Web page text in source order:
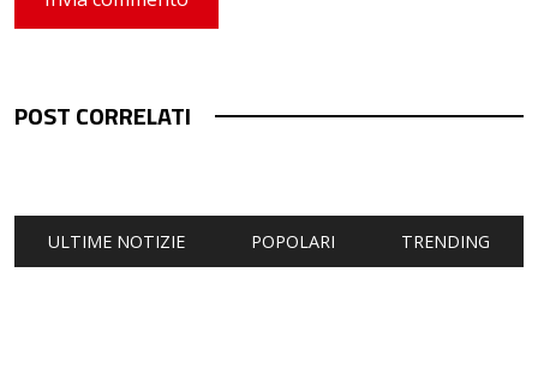
POST CORRELATI
ULTIME NOTIZIE POPOLARI TRENDING